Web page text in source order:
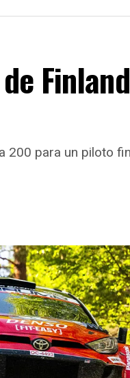
200 para un piloto